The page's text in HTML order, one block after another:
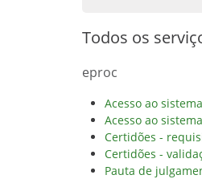
Todos os
eproc
Acesso ao
Acesso ao
Certidões -
Certidões -
Pauta de